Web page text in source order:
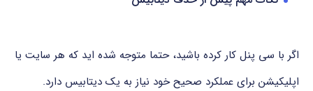
اگر با سی پنل کار کرده باشید،حتما متوجه شده اید که هر سایت یا
اپلیکیشن برای عملکرد صحیحخود نیاز به یک دیتابیس دارد.